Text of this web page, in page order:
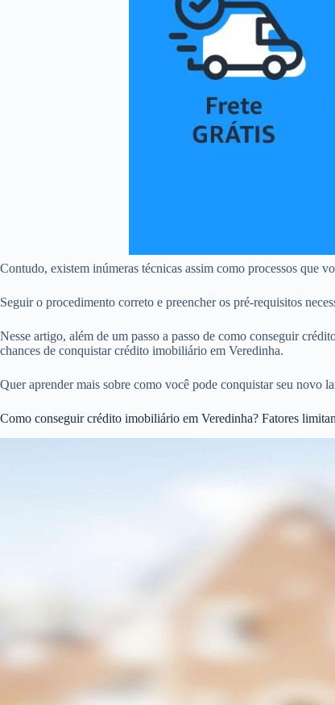
Contudo, existem inúmeras técnicas assim como processos que
Seguir o procedimento correto e preencher os pré-requisitos
Nesse artigo, além de um passo a passo de como conseguir
chances de conquistar crédito imobiliário em Veredinha.
Quer aprender mais sobre como você pode conquistar seu
Como conseguir crédito imobiliário em Veredinha? Fatores